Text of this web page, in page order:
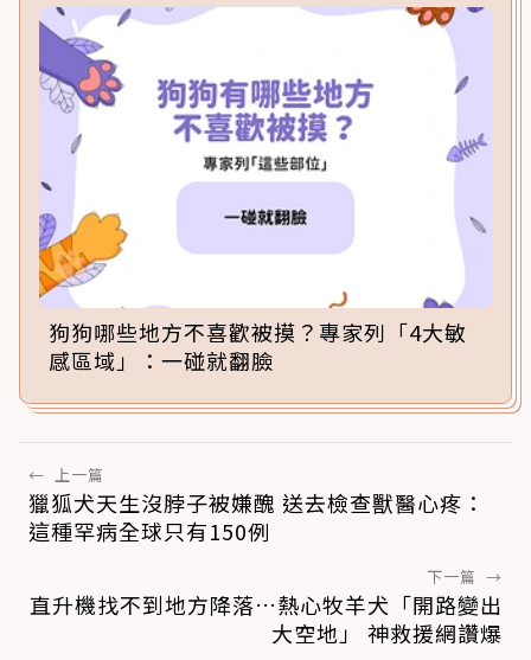
狗狗哪些地方不喜歡被摸？專家列「4大敏
感區域」：一碰就翻臉
← 上一篇
獵狐犬天生沒脖子被嫌醜 送去檢查獸醫心疼：
這種罕病全球只有150例
下一篇 →
直升機找不到地方降落…熱心牧羊犬「開路變出
大空地」 神救援網讚爆